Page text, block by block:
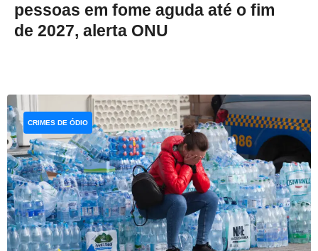
pessoas em fome aguda até o fim
de 2027, alerta ONU
CRIMES DE ÓDIO